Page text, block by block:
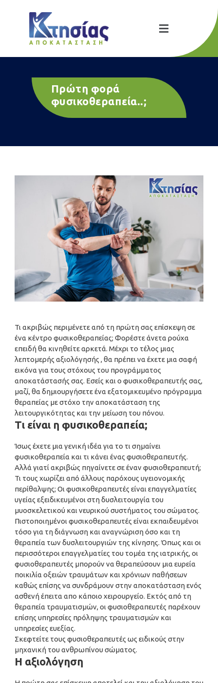
Πρώτη φορά
φυσικοθεραπεία..;
Τι ακριβώς περιμένετε από τη πρώτη σας επίσκεψη σε
ένα κέντρο φυσικοθεραπείας; Φορέστε άνετα ρούχα
επειδή θα κινηθείτε αρκετά. Μέχρι το τέλος μιας
λεπτομερής αξιολόγησής , θα πρέπει να έχετε μια σαφή
εικόνα για τους στόχους του προγράμματος
αποκατάστασής σας. Εσείς και ο φυσικοθεραπευτής σας,
μαζί, θα δημιουργήσετε ένα εξατομικευμένο πρόγραμμα
θεραπείας με στόχο την αποκατάσταση της
λειτουργικότητας και την μείωση του πόνου.
Τι είναι η φυσικοθεραπεία;
Ίσως έχετε μια γενική ιδέα για το τι σημαίνει
φυσικοθεραπεία και τι κάνει ένας φυσιοθεραπευτής.
Αλλά γιατί ακριβώς πηγαίνετε σε έναν φυσιοθεραπευτή;
Τι τους χωρίζει από άλλους παρόχους υγειονομικής
περίθαλψης; Οι φυσικοθεραπευτές είναι επαγγελματίες
υγείας εξειδικευμένοι στη δυσλειτουργία του
μυοσκελετικού και νευρικού συστήματος του σώματος.
Πιστοποιημένοι φυσικοθεραπευτές είναι εκπαιδευμένοι
τόσο για τη διάγνωση και αναγνώριση όσο και τη
θεραπεία των δυσλειτουργιών της κίνησης. Όπως και οι
περισσότεροι επαγγελματίες του τομέα της ιατρικής, οι
φυσιοθεραπευτές μπορούν να θεραπεύσουν μια ευρεία
ποικιλία οξειών τραυμάτων και χρόνιων παθήσεων
καθώς επίσης να συνδράμουν στην αποκατάσταση ενός
ασθενή έπειτα απο κάποιο χειρουργείο. Εκτός από τη
θεραπεία τραυματισμών, οι φυσιοθεραπευτές παρέχουν
επίσης υπηρεσίες πρόληψης τραυματισμών και
υπηρεσίες ευεξίας.
Σκεφτείτε τους φυσιοθεραπευτές ως ειδικούς στην
μηχανική του ανθρωπίνου σώματος.
Η αξιολόγηση